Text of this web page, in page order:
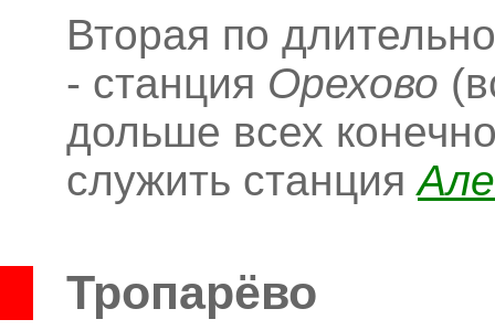
Вторая по
- станция Орехово
дольше всех
служить станция
Тропарёво